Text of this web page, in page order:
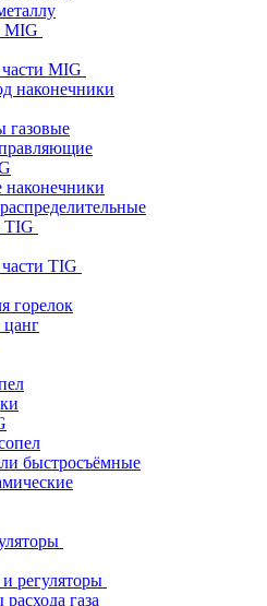
MIG
MIG
наконечники
газовые
TIG
TIG
горелок
цанг
быстросъёмные
регуляторы
газа